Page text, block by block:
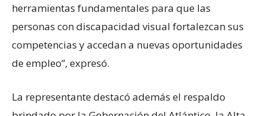
herramientas fundamentales para que las
personas con discapacidad visual fortalezcan sus
competencias y accedan a nuevas oportunidades
de empleo”, expresó.
La representante destacó además el respaldo